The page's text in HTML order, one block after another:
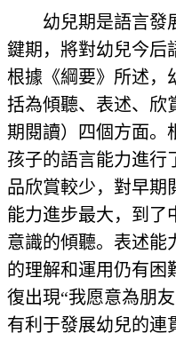
幼兒期是語言發
鍵期，將對幼兒今后
根據《綱要》所述，
括為傾聽、表述、欣
期閱讀）四個方面。
孩子的語言能力進行
品欣賞較少，對早期
能力進步最大，到了
意識的傾聽。表述能
的理解和運用仍有困
復出現“我愿意為朋
有利于發展幼兒的連